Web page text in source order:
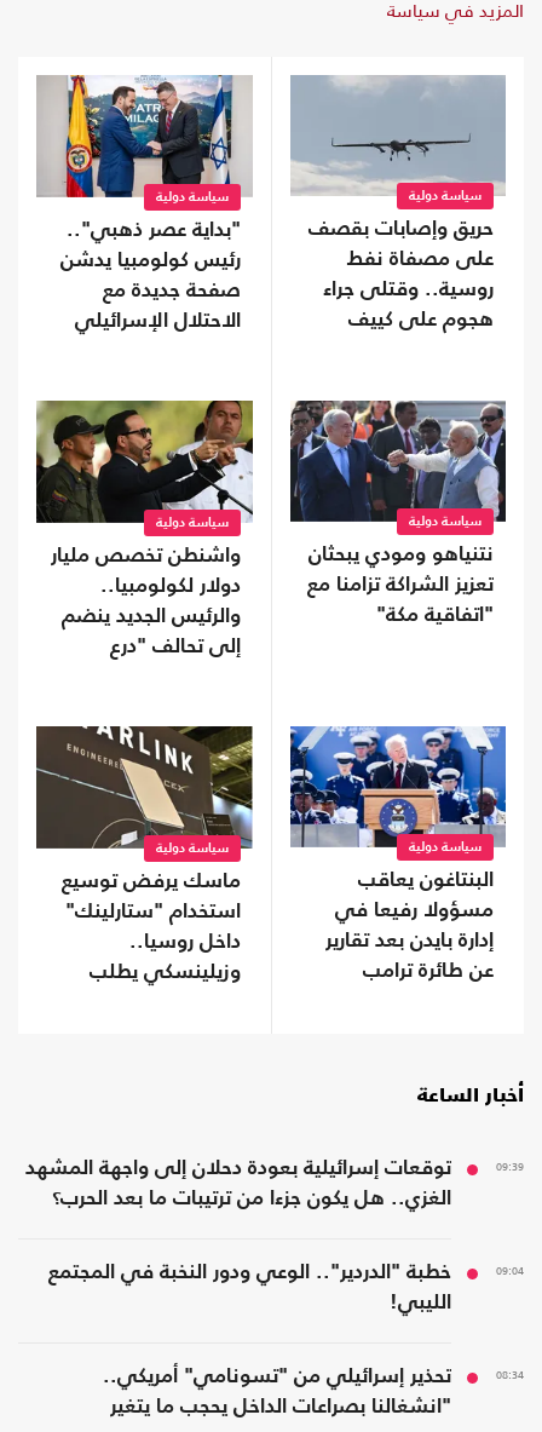
المزيد في سياسة
سياسة دولية
حريق وإصابات بقصف
على مصفاة نفط
روسية.. وقتلى جراء
هجوم على كييف
سياسة دولية
"بداية عصر ذهبي"..
رئيس كولومبيا يدشن
صفحة جديدة مع
الاحتلال الإسرائيلي
سياسة دولية
نتنياهو ومودي يبحثان
تعزيز الشراكة تزامنا مع
"اتفاقية مكة"
سياسة دولية
واشنطن تخصص مليار
دولار لكولومبيا..
والرئيس الجديد ينضم
إلى تحالف "درع
سياسة دولية
البنتاغون يعاقب
مسؤولا رفيعا في
إدارة بايدن بعد تقارير
عن طائرة ترامب
سياسة دولية
ماسك يرفض توسيع
استخدام "ستارلينك"
داخل روسيا..
وزيلينسكي يطلب
أخبار الساعة
09:39
توقعات إسرائيلية بعودة دحلان إلى واجهة المشهد
الغزي.. هل يكون جزءا من ترتيبات ما بعد الحرب؟
09:04
خطبة "الدردير".. الوعي ودور النخبة في المجتمع
الليبي!
08:34
تحذير إسرائيلي من "تسونامي" أمريكي..
"انشغالنا بصراعات الداخل يحجب ما يتغير